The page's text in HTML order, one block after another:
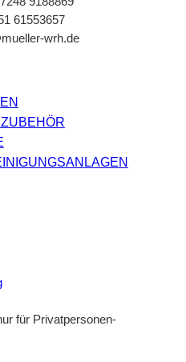
61553657
wrh.de
für Privatpersonen-